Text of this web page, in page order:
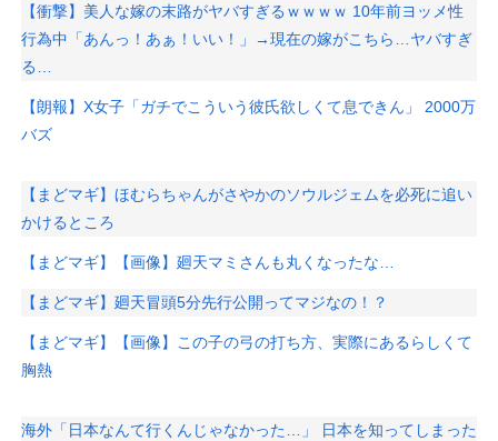
【衝撃】美人な嫁の末路がヤバすぎるｗｗｗｗ 10年前ヨッメ性
行為中「あんっ！あぁ！いい！」→現在の嫁がこちら…ヤバすぎ
る…
【朗報】X女子「ガチでこういう彼氏欲しくて息できん」 2000万
バズ
【まどマギ】ほむらちゃんがさやかのソウルジェムを必死に追い
かけるところ
【まどマギ】【画像】廻天マミさんも丸くなったな…
【まどマギ】廻天冒頭5分先行公開ってマジなの！？
【まどマギ】【画像】この子の弓の打ち方、実際にあるらしくて
胸熱
海外「日本なんて行くんじゃなかった…」 日本を知ってしまった